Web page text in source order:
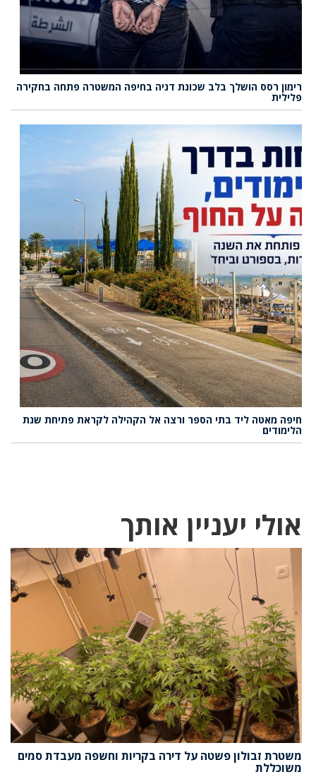
רימון רסס הושלך בלב שכונת דניה בחיפה המשטרה פתחה בחקירה
פלילית
חיפה מאטה ליד בתי הספר ורצה אל הקהילה לקראת פתיחת שנת
הלימודים
אולי יעניין אותך
משטרת זבולון פשטה על דירה בקריות וחשפה מעבדת סמים
משוכללת